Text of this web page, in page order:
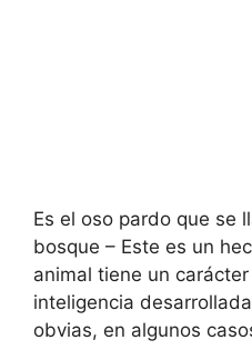
Es el oso pardo que se
bosque – Este es un
animal tiene un
inteligencia
obvias, en algunos